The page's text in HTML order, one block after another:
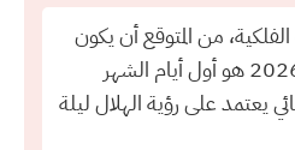
من المتوقع أن يكون
يوم الخميس 19 فبراير 2026 هو أول أيام الشهر
يعتمد على رؤية الهلال ليلة